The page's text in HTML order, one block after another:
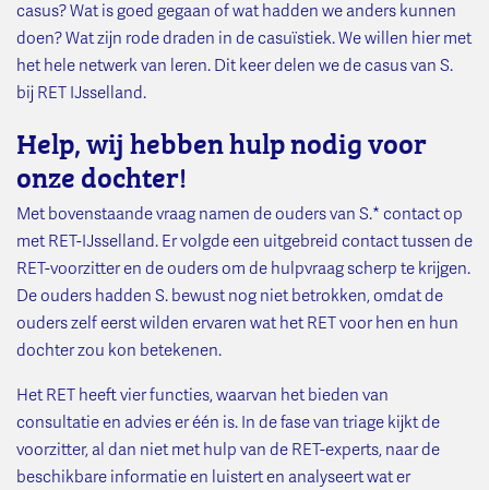
casus? Wat is goed gegaan of wat hadden we anders kunnen
doen? Wat zijn rode draden in de casuïstiek. We willen hier met
het hele netwerk van leren. Dit keer delen we de casus van S.
bij RET IJsselland.
Help, wij hebben hulp nodig voor
onze dochter!
Met bovenstaande vraag namen de ouders van S.* contact op
met RET-IJsselland. Er volgde een uitgebreid contact tussen de
RET-voorzitter en de ouders om de hulpvraag scherp te krijgen.
De ouders hadden S. bewust nog niet betrokken, omdat de
ouders zelf eerst wilden ervaren wat het RET voor hen en hun
dochter zou kon betekenen.
Het RET heeft vier functies, waarvan het bieden van
consultatie en advies er één is. In de fase van triage kijkt de
voorzitter, al dan niet met hulp van de RET-experts, naar de
beschikbare informatie en luistert en analyseert wat er